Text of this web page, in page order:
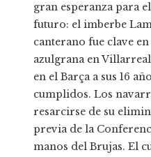
gran esperanza para
futuro: el imberbe
canterano fue clave
azulgrana en
en el Barça a sus 16
cumplidos. Los
resarcirse de su
previa de la
manos del Brujas. El